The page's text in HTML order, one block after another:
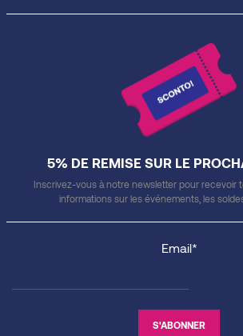
5% DE REMISE SUR LE
Inscrivez-vous à notre newsletter pour recevoir
informations sur les événements, les
Email*